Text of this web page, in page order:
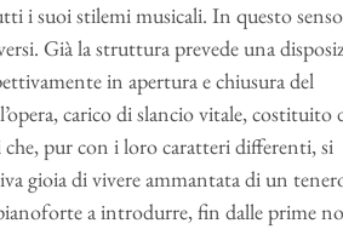
i suoi stilemi musicali. In questo
Già la struttura prevede una
in apertura e chiusura del
carico di slancio vitale, costituito
pur con i loro caratteri differenti, si
gioia di vivere ammantata di un
a introdurre, fin dalle prime